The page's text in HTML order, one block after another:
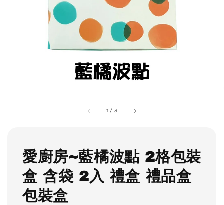
1 / 3
愛廚房~藍橘波點 2格包裝
盒 含袋 2入 禮盒 禮品盒
包裝盒